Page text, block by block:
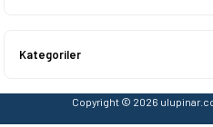
Kategoriler
Copyright © 2026